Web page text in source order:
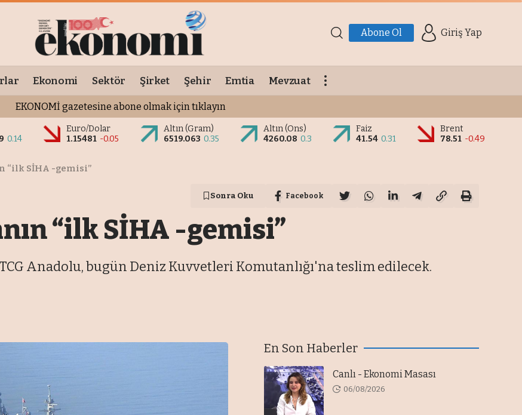
Abone Ol Giriş Yap
Ekonomi Sektör Şirket Şehir Emtia Mevzuat
EKONOMİ gazetesine abone olmak için tıklayın
0.14
Euro/Dolar
1.15481 -0.05
Altın (Gram)
6519.063 0.35
Altın (Ons)
4260.08 0.3
Faiz
41.54 0.31
Brent
78.51 -0.49
“ilk SİHA -gemisi”
Sonra Oku Facebook
“ilk SİHA -gemisi”
Anadolu, bugün Deniz Kuvvetleri Komutanlığı'na teslim edilecek.
En Son Haberler
Canlı - Ekonomi Masası
06/08/2026